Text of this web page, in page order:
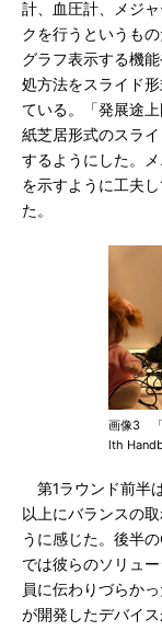
計、血圧計、メジ
クを行うというも
グラフ表示する機
処方法をスライド
ている。「発展途
紙芝居形式のスラ
するようにした。
を示すように工夫
た。
画像3 「
lth
第1ラウンド前半
以上にバランスの
うに感じた。後半
では彼らのソリュ
員に伝わりづらか
が開発したデバイ